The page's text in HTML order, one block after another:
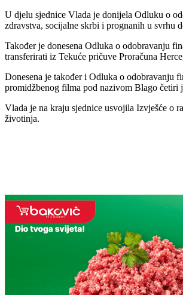
U djelu sjednice Vlada je donijela Odluku o
zdravstva, socijalne skrbi i prognanih u svrhu
Također je donesena Odluka o odobravanju
transferirati iz Tekuće pričuve Proračuna
Donesena je također i Odluka o odobravanju
promidžbenog filma pod nazivom Blago četiri
Vlada je na kraju sjednice usvojila Izvješće o
životinja.